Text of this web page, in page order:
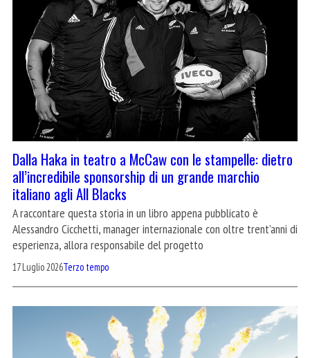
Dalla Haka in teatro a McCaw con le stampelle: dietro
all’incredibile sponsorship di un grande marchio
italiano agli All Blacks
A raccontare questa storia in un libro appena pubblicato è
Alessandro Cicchetti, manager internazionale con oltre trent’anni di
esperienza, allora responsabile del progetto
17 Luglio 2026Terzo tempo